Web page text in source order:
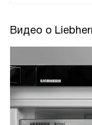
Видео о